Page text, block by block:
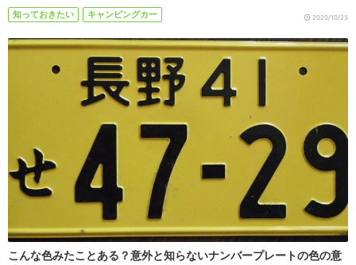
知っておきたい キャンピングカー 2020/10/23
こんな色みたことある？意外と知らないナンバープレートの色の意